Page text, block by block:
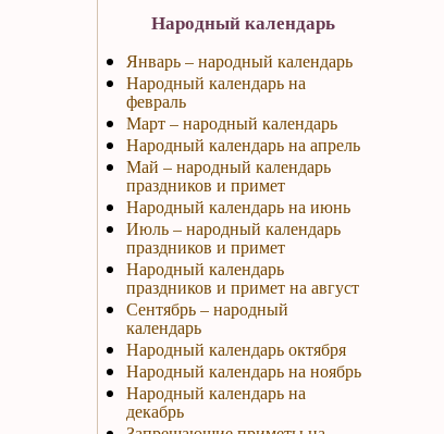
Народный календарь
Январь – народный календарь
Народный календарь на
февраль
Март – народный календарь
Народный календарь на апрель
Май – народный календарь
праздников и примет
Народный календарь на июнь
Июль – народный календарь
праздников и примет
Народный календарь
праздников и примет на август
Сентябрь – народный
календарь
Народный календарь октября
Народный календарь на ноябрь
Народный календарь на
декабрь